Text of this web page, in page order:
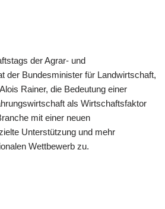
der Agrar- und
der Bundesminister für Landwirtschaft,
Rainer, die Bedeutung einer
als Wirtschaftsfaktor
mit einer neuen
Unterstützung und mehr
Wettbewerb zu.